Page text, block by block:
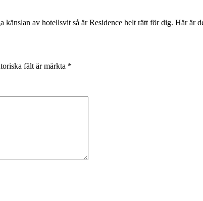
av hotellsvit så är Residence helt rätt för dig. Här är
fält är märkta *